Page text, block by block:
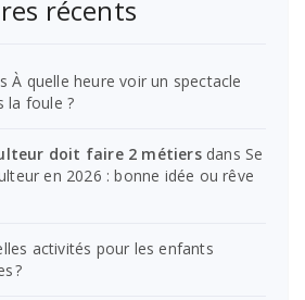
récents
À quelle heure voir un spectacle
la foule ?
doit faire 2 métiersdans Se
en 2026 : bonne idée ou rêve
activités pour les enfants
?